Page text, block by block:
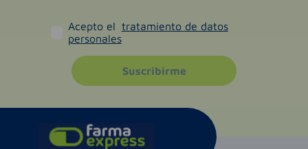
Acepto el tratamiento de datos
personales
Suscribirme